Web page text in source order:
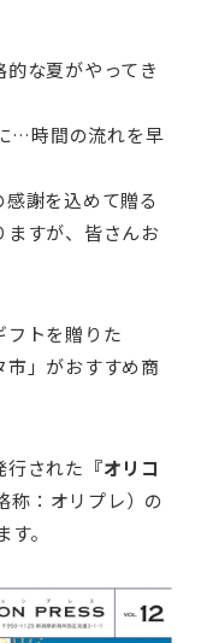
な夏がやってき
…時間の流れを早
謝を込めて贈る
ますが、皆さんお
フトを贈りた
」がおすすめ商
行された 『オリコ
称：オリプレ）の
。